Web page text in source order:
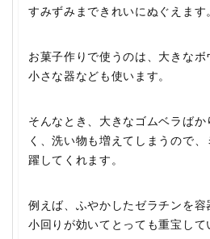
すみずみまできれいにぬぐえます
お菓子作りで使うのは、大きなボ
小さな器なども使います。
そんなとき、大きなゴムベラば
く、洗い物も増えてしまうので
躍してくれます。
例えば、ふやかしたゼラチンを容
小回りが効いてとっても重宝して